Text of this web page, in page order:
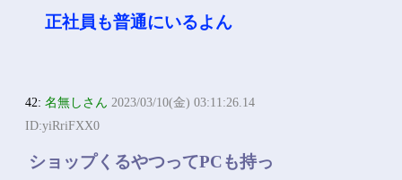
正社員も普通にいるよん
42:名無しさん 2023/03/10(金) 03:11:26.14
ID:yiRriFXX0
ショップくるやつってPCも持っ